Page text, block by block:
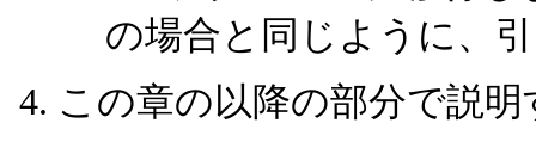
の場合と同じように、
この章の以降の部分で説